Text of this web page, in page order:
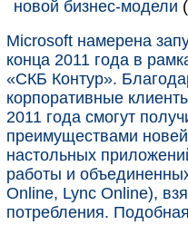
новой бизнес-модели
Microsoft намерена
конца 2011 года в
«СКБ Контур».
корпоративные
2011 года смогут
преимуществами
настольных
работы и
Online, Lync Online),
потребления.